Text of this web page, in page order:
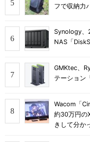
フで収納力
Synology、
NAS「
GMKtec、
テーション
Wacom「
約30万円の
きして分か